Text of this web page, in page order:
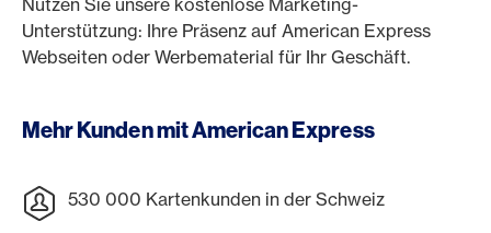
Nutzen Sie unsere kostenlose Marketing-
Unterstützung: Ihre Präsenz auf American Express
Webseiten oder Werbematerial für Ihr Geschäft.
Mehr Kunden mit American Express
530 000 Kartenkunden in der Schweiz